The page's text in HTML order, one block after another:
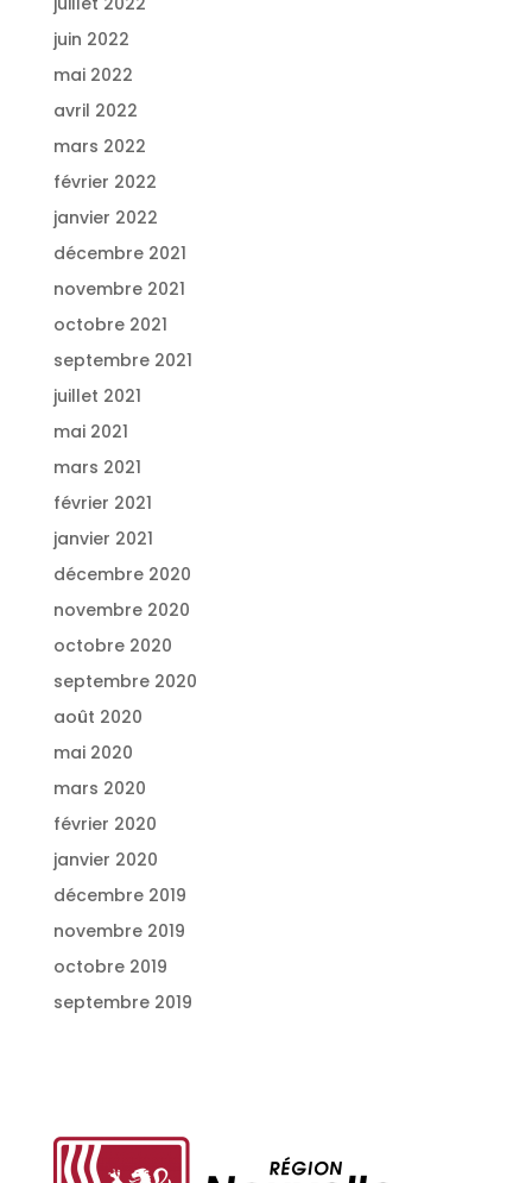
juin 2022
mai 2022
avril 2022
mars 2022
février 2022
janvier 2022
décembre 2021
novembre 2021
octobre 2021
septembre 2021
juillet 2021
mai 2021
mars 2021
février 2021
janvier 2021
décembre 2020
novembre 2020
octobre 2020
septembre 2020
août 2020
mai 2020
mars 2020
février 2020
janvier 2020
décembre 2019
novembre 2019
octobre 2019
septembre 2019